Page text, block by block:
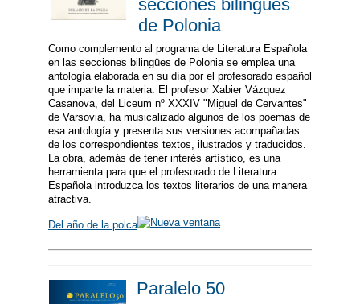
secciones bilingües
de Polonia
Como complemento al programa de Literatura Española
en las secciones bilingües de Polonia se emplea una
antología elaborada en su día por el profesorado español
que imparte la materia. El profesor Xabier Vázquez
Casanova, del Liceum nº XXXIV "Miguel de Cervantes"
de Varsovia, ha musicalizado algunos de los poemas de
esa antología y presenta sus versiones acompañadas
de los correspondientes textos, ilustrados y traducidos.
La obra, además de tener interés artístico, es una
herramienta para que el profesorado de Literatura
Española introduzca los textos literarios de una manera
atractiva.
Del año de la polca
Paralelo 50